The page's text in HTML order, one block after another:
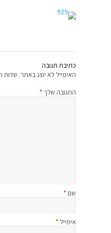
כתיבת תגובה
האימייל לא יוצג באתר. שדות
התגובה שלך*
שם*
אימייל *